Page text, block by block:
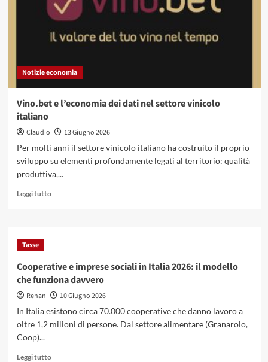
la
guida
DB
Notizie economia
Vino.bet e l’economia dei dati nel settore vinicolo
italiano
Claudio
13 Giugno 2026
Per molti anni il settore vinicolo italiano ha costruito il proprio
sviluppo su elementi profondamente legati al territorio: qualità
produttiva,...
Leggi tuttoLeggi
dei
dati
nel
vinicolo
italiano
Tasse
Cooperative e imprese sociali in Italia 2026: il modello
che funziona davvero
Renan
10 Giugno 2026
In Italia esistono circa 70.000 cooperative che danno lavoro a
oltre 1,2 milioni di persone. Dal settore alimentare (Granarolo,
Coop)...
Leggi tuttoLeggi